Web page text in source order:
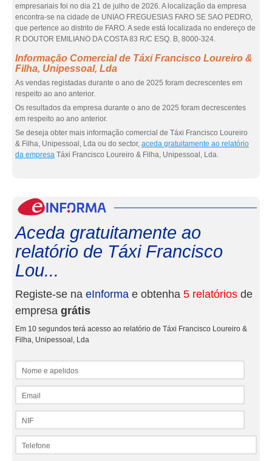
empresariais foi no dia 21 de julho de 2026. A localização da empresa
encontra-se na cidade de UNIAO FREGUESIAS FARO SE SAO PEDRO,
que pertence ao distrito de FARO. A sede está localizada no endereço de
R DOUTOR EMILIANO DA COSTA 83 R/C ESQ. B, 8000-324.
Informação Comercial de Táxi Francisco Loureiro &
Filha, Unipessoal, Lda
As vendas registadas durante o ano de 2025 foram decrescentes em
respeito ao ano anterior.
Os resultados da empresa durante o ano de 2025 foram decrescentes
em respeito ao ano anterior.
Se deseja obter mais informação comercial de Táxi Francisco Loureiro
& Filha, Unipessoal, Lda ou do sector, aceda gratuitamente ao relatório
da empresa Táxi Francisco Loureiro & Filha, Unipessoal, Lda.
Aceda gratuitamente ao
relatório de Táxi Francisco
Lou...
Registe-se na eInforma e obtenha 5 relatórios de
empresa grátis
Em 10 segundos terá acesso ao relatório de Táxi Francisco Loureiro &
Filha, Unipessoal, Lda